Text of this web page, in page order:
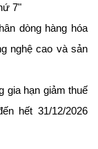
7"
dòng hàng hóa
nghệ cao và sản
gia hạn giảm thuế
hết 31/12/2026